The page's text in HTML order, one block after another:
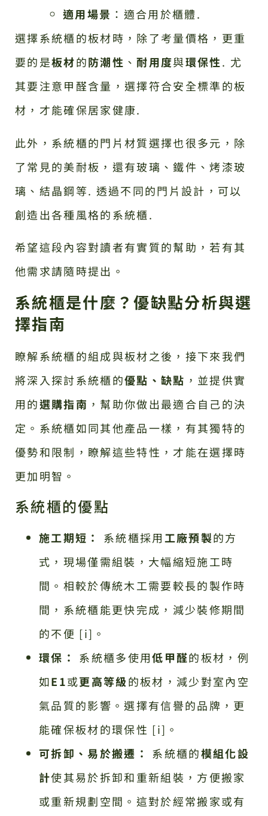
適用場景 ：適合用於櫃體.
選擇系統櫃的板材時，除了考量價格，更重
要的是板材的防潮性 、耐用度與環保性. 尤
其要注意甲醛含量，選擇符合安全標準的板
材，才能確保居家健康.
此外，系統櫃的門片材質選擇也很多元，除
了常見的美耐板，還有玻璃、鐵件、烤漆玻
璃、結晶鋼等. 透過不同的門片設計，可以
創造出各種風格的系統櫃.
希望這段內容對讀者有實質的幫助，若有其
他需求請隨時提出。
系統櫃是什麼？優缺點分析與選
擇指南
瞭解系統櫃的組成與板材之後，接下來我們
將深入探討系統櫃的優點、缺點 ，並提供實
用的選購指南 ，幫助你做出最適合自己的決
定。系統櫃如同其他產品一樣，有其獨特的
優勢和限制，瞭解這些特性，才能在選擇時
更加明智。
系統櫃的優點
施工期短： 系統櫃採用工廠預製的方
式，現場僅需組裝，大幅縮短施工時
間。相較於傳統木工需要較長的製作時
間，系統櫃能更快完成，減少裝修期間
的不便 [i]。
環保：
系統櫃多使用低甲醛的板材，例
如E1或更高等級的板材，減少對室內空
氣品質的影響。選擇有信譽的品牌，更
能確保板材的環保性 [i]。
可拆卸、易於搬遷：
系統櫃的模組化設
計使其易於拆卸和重新組裝，方便搬家
或重新規劃空間。這對於經常搬家或有